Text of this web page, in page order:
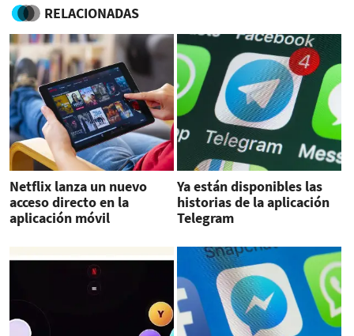
RELACIONADAS
Netflix lanza un nuevo
acceso directo en la
aplicación móvil
Ya están disponibles las
historias de la aplicación
Telegram